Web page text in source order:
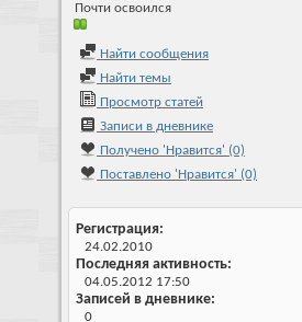
Почти освоился
Найти сообщения
Найти темы
Просмотр статей
Записи в дневнике
Получено 'Нравится' (0)
Поставлено 'Нравится' (0)
Регистрация
24.02.2010
Последняя активность
04.05.2012 17:50
Записей в дневнике
0